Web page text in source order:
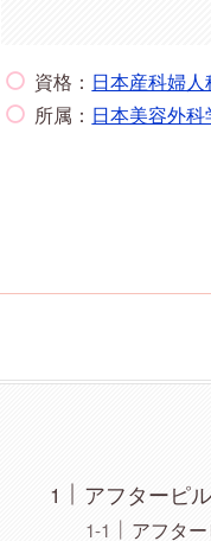
資格： 日本産科婦
所属： 日本美容外
アフターピ
アフタ